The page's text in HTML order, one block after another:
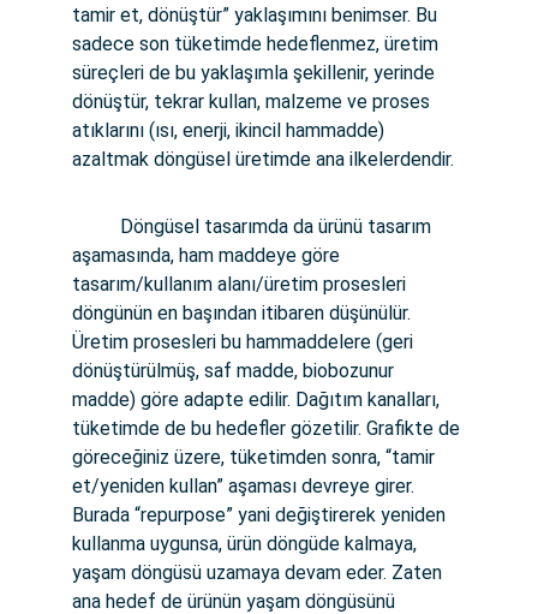
tamir et, dönüştür” yaklaşımını benimser. Bu
sadece son tüketimde hedeflenmez, üretim
süreçleri de bu yaklaşımla şekillenir, yerinde
dönüştür, tekrar kullan, malzeme ve proses
atıklarını (ısı, enerji, ikincil hammadde)
azaltmak döngüsel üretimde ana ilkelerdendir.
aşamasında, ham maddeye göre
tasarım/kullanım alanı/üretim prosesleri
döngünün en başından itibaren düşünülür.
Üretim prosesleri bu hammaddelere (geri
dönüştürülmüş, saf madde, biobozunur
madde) göre adapte edilir. Dağıtım kanalları,
tüketimde de bu hedefler gözetilir. Grafikte de
göreceğiniz üzere, tüketimden sonra, “tamir
et/yeniden kullan” aşaması devreye girer.
Burada “repurpose” yani değiştirerek yeniden
kullanma uygunsa, ürün döngüde kalmaya,
yaşam döngüsü uzamaya devam eder. Zaten
ana hedef de ürünün yaşam döngüsünü